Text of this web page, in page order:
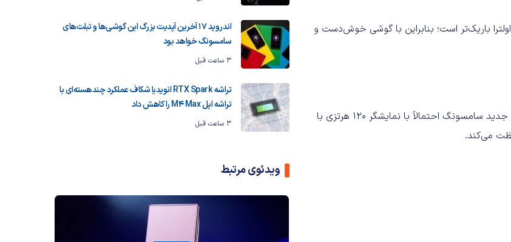
اندروید ۱۷ آخرین آپدیت بزرگ این گوشی‌ها و تبلت‌های
سامسونگ خواهد بود
3 ساعت قبل
تراشه RTX Spark انویدیا شکاف عملکرد چندهسته‌ای با
تراشه اپل M4 Max را کاهش داد
3 ساعت قبل
ویدئوی مرتبط
گفته می‌شود گلکسی S25 اِج با 5.84 میلی‌متر ضخامت از گلکسی S25 اولترا باریک‌تر است؛ بنابراین با گوشی خوش‌دست و
این گوشی را در گزارشی بررسی کردیم. پرچم‌دار جدید سامسونگ احتمالاً با نمایشگر 120 هرتزی با